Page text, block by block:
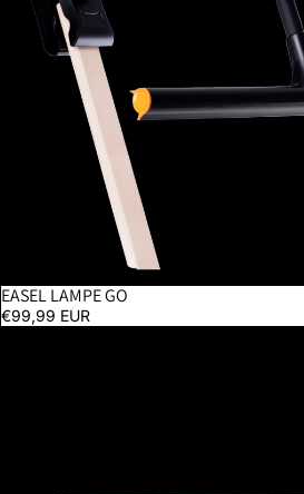
EASEL LAMPE GO
€99,99 EUR